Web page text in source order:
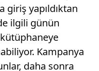
giriş yapıldıktan
ilgili günün
Kampanya
daha sonra